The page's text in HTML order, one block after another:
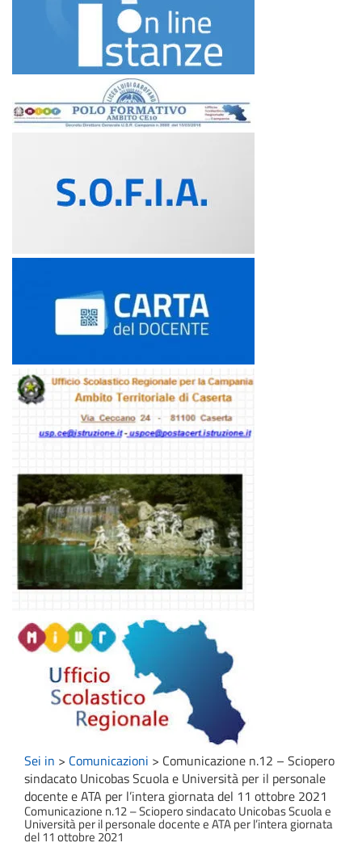
Sei in > Comunicazioni > Comunicazione n.12 – Sciopero
sindacato Unicobas Scuola e Università per il personale
docente e ATA per l’intera giornata del 11 ottobre 2021
Comunicazione n.12 – Sciopero sindacato Unicobas Scuola e
Università per il personale docente e ATA per l’intera giornata
del 11 ottobre 2021